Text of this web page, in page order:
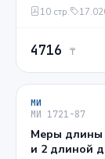
10 стр.
4716 ₸
МИ
МИ 1721-87
Меры длины
и 2 длиной